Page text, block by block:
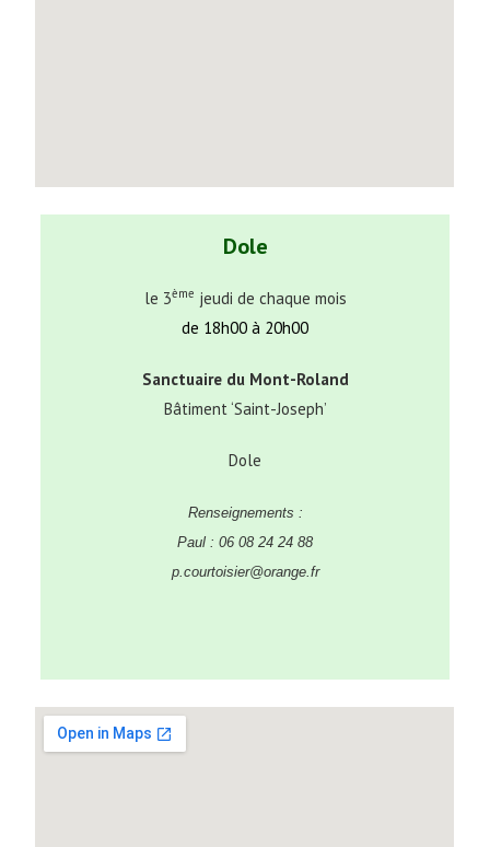
Dole
le 3ème jeudi de chaque mois
de 18h00 à 20h00
Sanctuaire du Mont-Roland
Bâtiment ‘Saint-Joseph’
Dole
Renseignements :
Paul : 06 08 24 24 88
p.courtoisier@orange.fr